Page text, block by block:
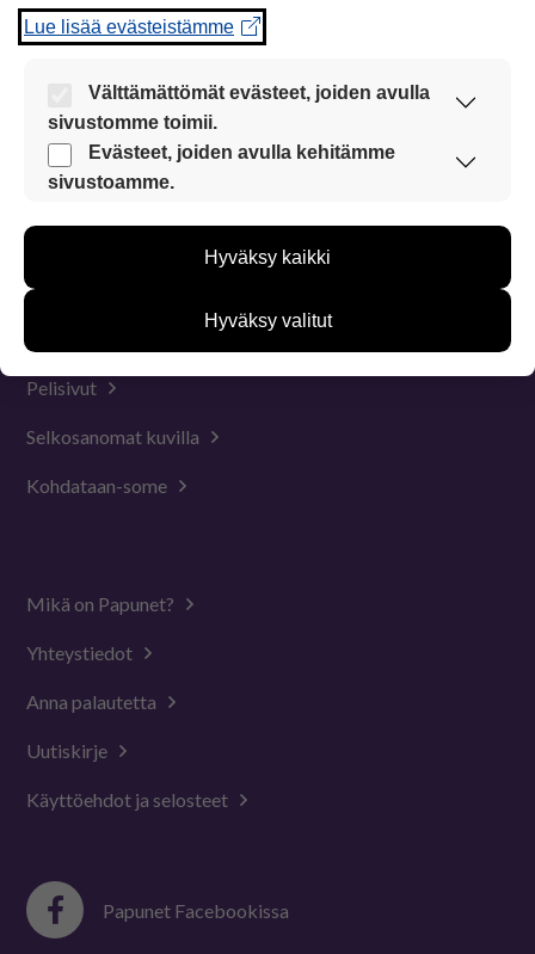
Tietoa
Kuvatyökalut
Saavutettavuus
På Svenska
Pelisivut
Selkosanomat kuvilla
Kohdataan-some
Mikä on Papunet?
Yhteystiedot
Anna palautetta
Uutiskirje
Käyttöehdot ja selosteet
Papunet Facebookissa
Lue lisää evästeistämme
Välttämättömät evästeet, joiden avulla
sivustomme toimii.
Nämä evästeet ovat aina käytössä, jotta
sivustoamme voi käyttää sujuvasti ja turvallisesti.
Evästeet, joiden avulla kehitämme
sivustoamme.
kehittää sivustoamme vastaamaan paremmin
kävijämääristä ja siitä, mitä sivuja käytetään ja
miten sivuilla liikutaan. Emme kuitenkaan kerää
yksittäiseen käyttäjään.
Hyväksy kaikki
Hyväksy valitut